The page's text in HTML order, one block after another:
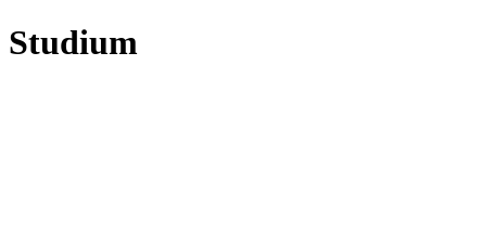
Studium